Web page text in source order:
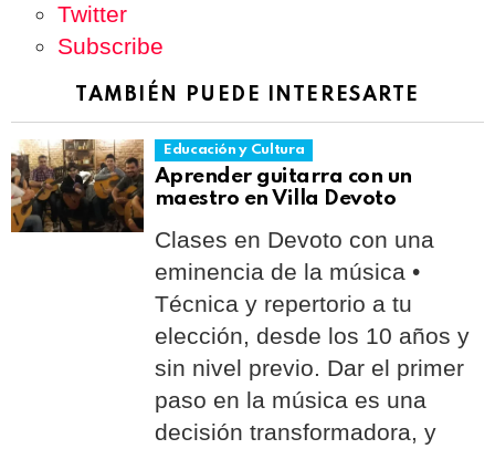
Twitter
Subscribe
TAMBIÉN PUEDE INTERESARTE
Educación y Cultura
Aprender guitarra con un
maestro en Villa Devoto
Clases en Devoto con una
eminencia de la música •
Técnica y repertorio a tu
elección, desde los 10 años y
sin nivel previo. Dar el primer
paso en la música es una
decisión transformadora, y